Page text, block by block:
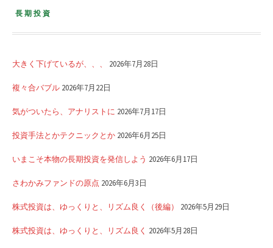
長期投資
大きく下げているが、、、 2026年7月28日
複々合バブル 2026年7月22日
気がついたら、アナリストに 2026年7月17日
投資手法とかテクニックとか 2026年6月25日
いまこそ本物の長期投資を発信しよう 2026年6月17日
さわかみファンドの原点 2026年6月3日
株式投資は、ゆっくりと、リズム良く（後編） 2026年5月29日
株式投資は、ゆっくりと、リズム良く 2026年5月28日